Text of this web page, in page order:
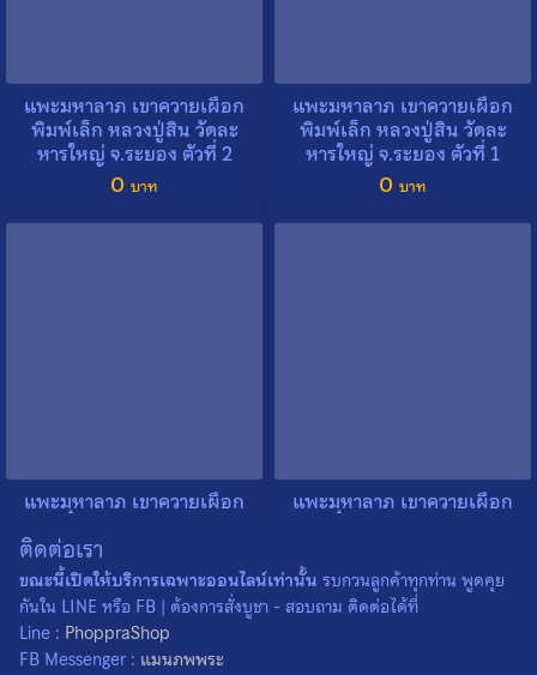
แพะมหาลาภ เขาควายเผือก
พิมพ์เล็ก หลวงปู่สิน วัดละ
หารใหญ่ จ.ระยอง ตัวที่ 2
0
แพะมหาลาภ เขาควายเผือก
พิมพ์เล็ก หลวงปู่สิน วัดละ
หารใหญ่ จ.ระยอง ตัวที่ 1
0
แพะมหาลาภ เขาควายเผือก
ใหญ่ จ.ระยอง ตัวที่ 4
0
แพะมหาลาภ เขาควายเผือก
0
ติดต่อเรา
ขณะนี้เปิดให้บริการเฉพาะออนไลน์เท่านั้น รบกวนลูกค้าทุกท่าน พูดคุย
กันใน LINE หรือ FB | ต้องการสั่งบูชา - สอบถาม ติดต่อได้ที่
Line : PhoppraShop
FB Messenger : แมนภพพระ